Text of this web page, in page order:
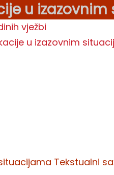
u
vježbi
u izazovnim
Tekstualni